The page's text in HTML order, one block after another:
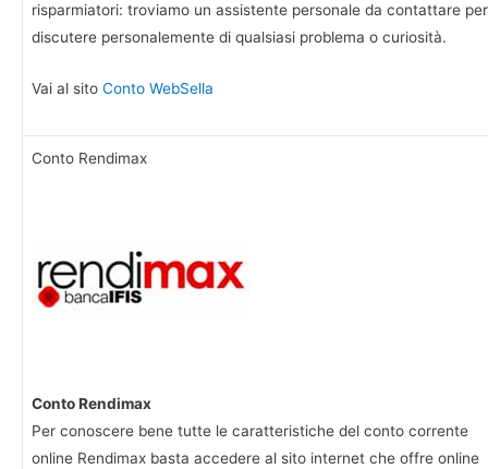
risparmiatori: troviamo un assistente personale da contattare per
discutere personalemente di qualsiasi problema o curiosità.
Vai al sito Conto WebSella
Conto Rendimax
Conto Rendimax
Per conoscere bene tutte le caratteristiche del conto corrente
online Rendimax basta accedere al sito internet che offre online